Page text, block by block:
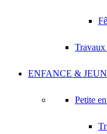
Travaux
ENFANCE &
Petite